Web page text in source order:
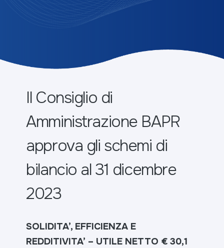
Il Consiglio di
Amministrazione BAPR
approva gli schemi di
bilancio al 31 dicembre
2023
SOLIDITA’, EFFICIENZA E
REDDITIVITA’ – UTILE NETTO € 30,1